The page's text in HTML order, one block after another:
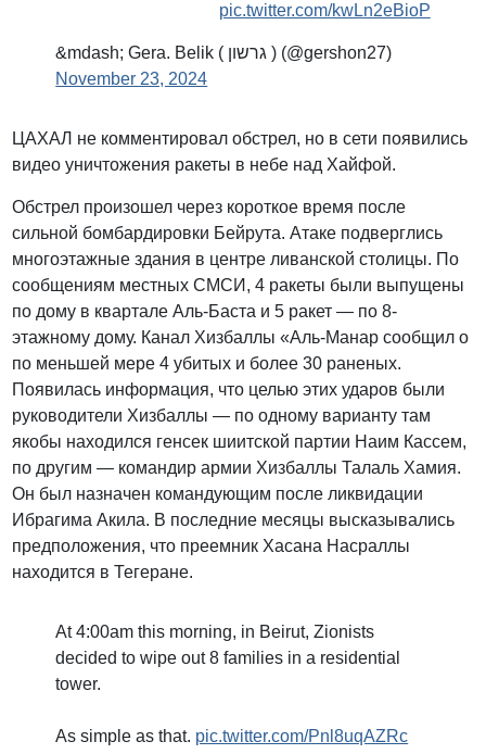
pic.twitter.com/kwLn2eBioP
&mdash; Gera. Belik ( גרשון ) (@gershon27)
November 23, 2024
ЦАХАЛ не комментировал обстрел, но в сети появились
видео уничтожения ракеты в небе над Хайфой.
Обстрел произошел через короткое время после
сильной бомбардировки Бейрута. Атаке подверглись
многоэтажные здания в центре ливанской столицы. По
сообщениям местных СМСИ, 4 ракеты были выпущены
по дому в квартале Аль-Баста и 5 ракет — по 8-
этажному дому. Канал Хизбаллы «Аль-Манар сообщил о
по меньшей мере 4 убитых и более 30 раненых.
Появилась информация, что целью этих ударов были
руководители Хизбаллы — по одному варианту там
якобы находился генсек шиитской партии Наим Кассем,
по другим — командир армии Хизбаллы Талаль Хамия.
Он был назначен командующим после ликвидации
Ибрагима Акила. В последние месяцы высказывались
предположения, что преемник Хасана Насраллы
находится в Тегеране.
At 4:00am this morning, in Beirut, Zionists
decided to wipe out 8 families in a residential
tower.
As simple as that. pic.twitter.com/Pnl8uqAZRc